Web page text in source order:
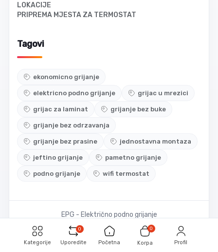
Kategorije Uporedite
0
Početna Korpa
0
Profil
LOKACIJE
PRIPREMA MJESTA ZA TERMOSTAT
Tagovi
ekonomicno grijanje
elektricno podno grijanje grijac u mrezici
grijac za laminat grijanje bez buke
grijanje bez odrzavanja
grijanje bez prasine jednostavna montaza
jeftino grijanje pametno grijanje
podno grijanje wifi termostat
EPG - Električno podno grijanje